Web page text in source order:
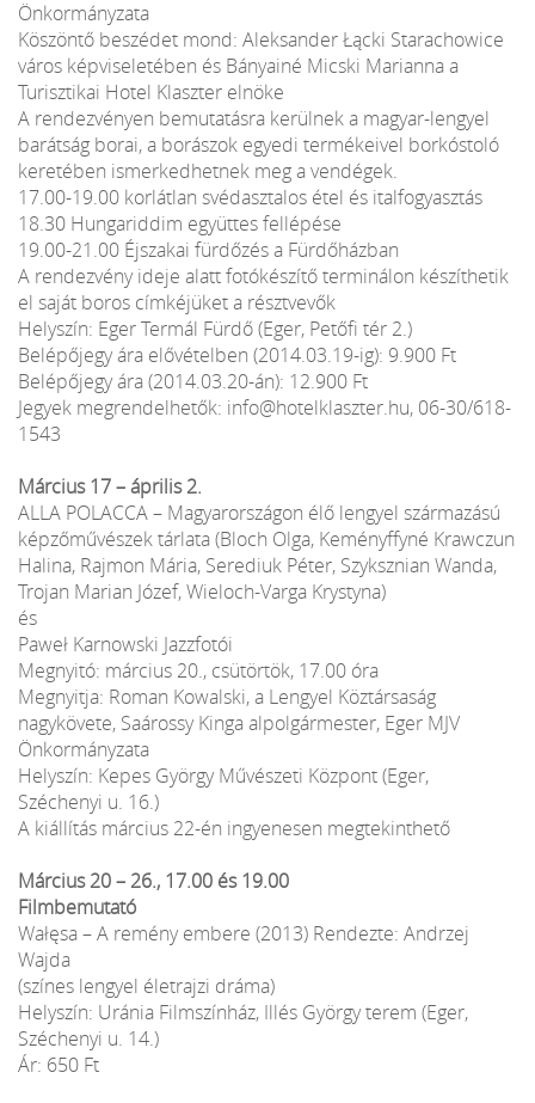
Önkormányzata
Köszöntő beszédet mond: Aleksander Łącki Starachowice
város képviseletében és Bányainé Micski Marianna a
Turisztikai Hotel Klaszter elnöke
A rendezvényen bemutatásra kerülnek a magyar-lengyel
barátság borai, a borászok egyedi termékeivel borkóstoló
keretében ismerkedhetnek meg a vendégek.
17.00-19.00 korlátlan svédasztalos étel és italfogyasztás
18.30 Hungariddim együttes fellépése
19.00-21.00 Éjszakai fürdőzés a Fürdőházban
A rendezvény ideje alatt fotókészítő terminálon készíthetik
el saját boros címkéjüket a résztvevők
Helyszín: Eger Termál Fürdő (Eger, Petőfi tér 2.)
Belépőjegy ára elővételben (2014.03.19-ig): 9.900 Ft
Belépőjegy ára (2014.03.20-án): 12.900 Ft
Jegyek megrendelhetők: info@hotelklaszter.hu, 06-30/618-
1543
Március 17 – április 2.
ALLA POLACCA – Magyarországon élő lengyel származású
képzőművészek tárlata (Bloch Olga, Keményffyné Krawczun
Halina, Rajmon Mária, Serediuk Péter, Szyksznian Wanda,
Trojan Marian Józef, Wieloch-Varga Krystyna)
és
Paweł Karnowski Jazzfotói
Megnyitó: március 20., csütörtök, 17.00 óra
Megnyitja: Roman Kowalski, a Lengyel Köztársaság
nagykövete, Saárossy Kinga alpolgármester, Eger MJV
Önkormányzata
Helyszín: Kepes György Művészeti Központ (Eger,
Széchenyi u. 16.)
A kiállítás március 22-én ingyenesen megtekinthető
Március 20 – 26., 17.00 és 19.00
Filmbemutató
Wałęsa – A remény embere (2013) Rendezte: Andrzej
Wajda
(színes lengyel életrajzi dráma)
Helyszín: Uránia Filmszínház, Illés György terem (Eger,
Széchenyi u. 14.)
Ár: 650 Ft